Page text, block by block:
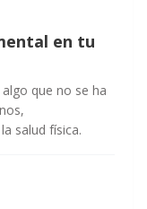
en tu
que no se ha
salud física.